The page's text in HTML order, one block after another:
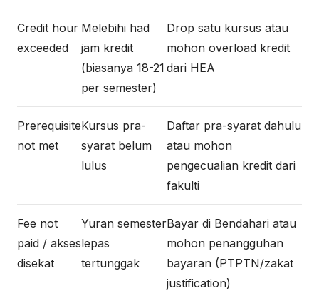
Credit hour
exceeded
Melebihi had
jam kredit
(biasanya 18-21
per semester)
Drop satu kursus atau
mohon overload kredit
dari HEA
Prerequisite
not met
Kursus pra-
syarat belum
lulus
Daftar pra-syarat dahulu
atau mohon
pengecualian kredit dari
fakulti
Fee not
paid / akses
disekat
Yuran semester
lepas
tertunggak
Bayar di Bendahari atau
mohon penangguhan
bayaran (PTPTN/zakat
justification)